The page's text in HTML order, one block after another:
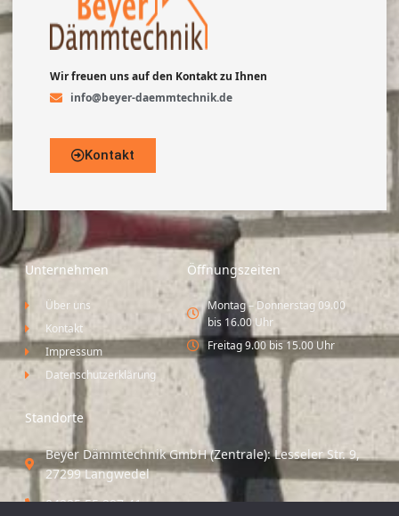
Wir freuen uns auf den Kontakt zu Ihnen
info@beyer-daemmtechnik.de
Kontakt
Unternehmen
Über uns
Kontakt
Impressum
Datenschutzerklärung
Öffnungszeiten
Montag – Donnerstag 09.00
bis 16.00 Uhr
Freitag 9.00 bis 15.00 Uhr
Standorte
Beyer Dämmtechnik GmbH (Zentrale): Lesseler Str. 9,
27299 Langwedel
04235 55 297 41